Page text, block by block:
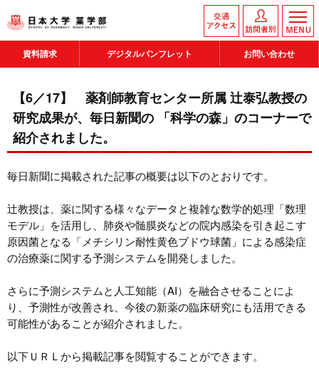
資料請求 デジタルパンフレット お問い合わせ
【6／17】 薬剤師教育センター所属 辻泰弘教授の
研究成果が、毎日新聞の 「科学の森」のコーナーで
紹介されました。
毎日新聞に掲載された記事の概要は以下のとおりです。
辻教授は、薬に関する様々なデータと複雑な数学的処理「数理
モデル」を活用し、肺炎や髄膜炎などの院内感染を引き起こす
原因菌となる「メチシリン耐性黄色ブドウ球菌」による感染症
の治療薬に関する予測システムを開発しました。
さらに予測システムと人工知能（AI）を融合させることによ
り、予測性が改善され、今後の新薬の臨床研究にも活用できる
可能性があることが紹介されました。
以下ＵＲＬから掲載記事を閲覧することができます。